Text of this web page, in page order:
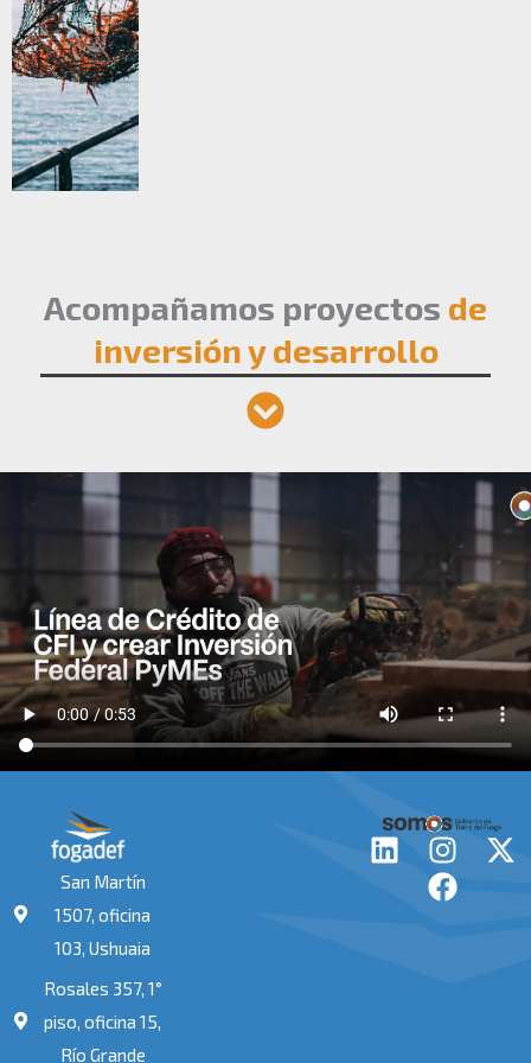
Acompañamos proyectos de
inversión y desarrollo
San Martín
1507, oficina
103, Ushuaia
Rosales 357, 1°
piso, oficina 15,
Río Grande
L
I
n
s
X
F
a
c